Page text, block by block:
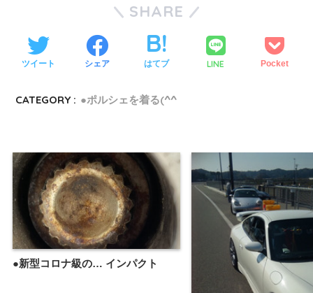
SHARE
ツイート シェア はてブ LINE Pocket
CATEGORY : ●ポルシェを着る(^^ゞ
●新型コロナ級の… インパクト